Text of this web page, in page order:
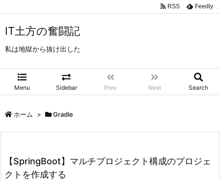
IT土方の奮闘記
私は地獄から抜け出した
Menu Sidebar Prev Next Search
RSS Feedly
ホーム > Gradle
【SpringBoot】マルチプロジェクト構成のプロジェ
クトを作成する